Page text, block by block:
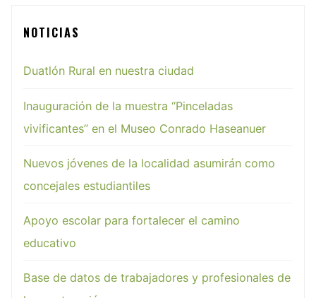
NOTICIAS
Duatlón Rural en nuestra ciudad
Inauguración de la muestra “Pinceladas
vivificantes” en el Museo Conrado Haseanuer
Nuevos jóvenes de la localidad asumirán como
concejales estudiantiles
Apoyo escolar para fortalecer el camino
educativo
Base de datos de trabajadores y profesionales de